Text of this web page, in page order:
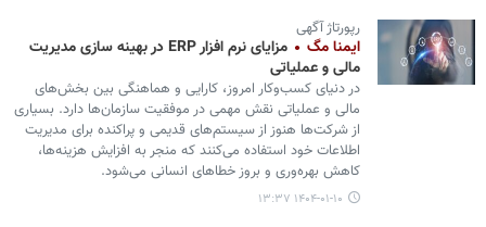
رپورتاژ آگهی
ایمنا مگ
​​​​​​​مزایای نرم افزار ERP در بهینه سازی مدیریت
مالی و عملیاتی
در دنیای کسب‌وکار امروز، کارایی و هماهنگی بین بخش‌های
مالی و عملیاتی نقش مهمی در موفقیت سازمان‌ها دارد. بسیاری
از شرکت‌ها هنوز از سیستم‌های قدیمی و پراکنده برای مدیریت
اطلاعات خود استفاده می‌کنند که منجر به افزایش هزینه‌ها،
کاهش بهره‌وری و بروز خطاهای انسانی می‌شود.
۱۴۰۴-۰۱-۱۰ ۱۳:۳۷